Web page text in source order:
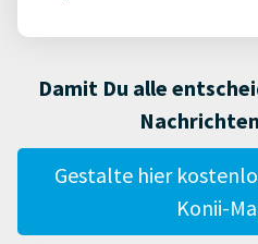
Damit Du alle
Gestalte hier
Konii-